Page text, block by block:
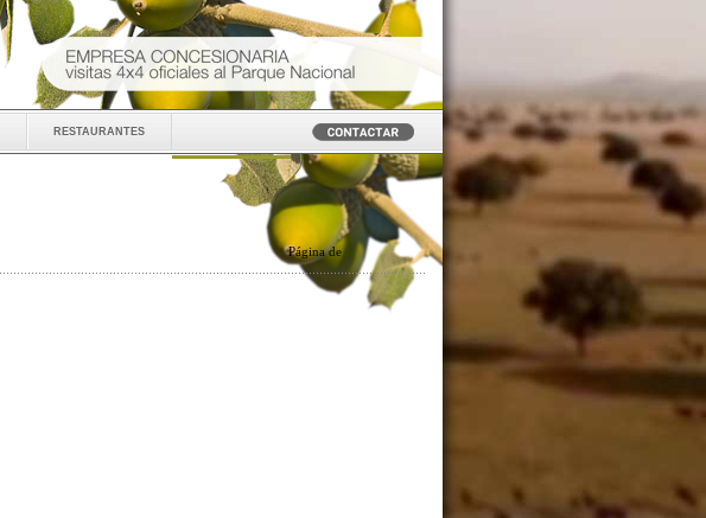
restaurantes
Páginade